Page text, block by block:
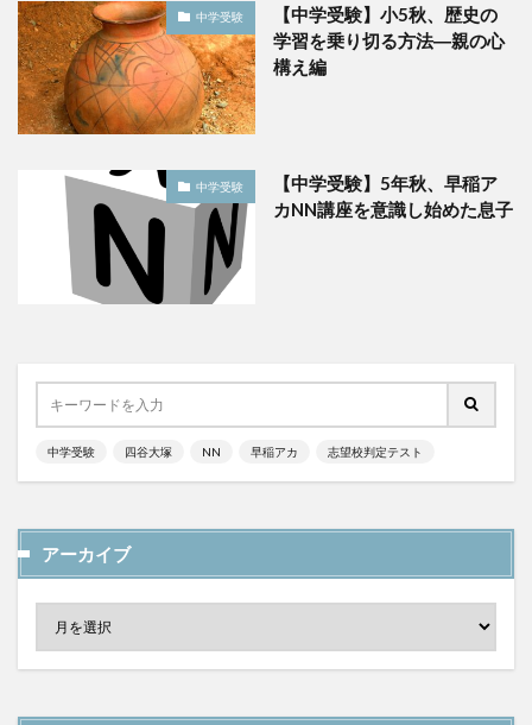
中学受験
【中学受験】小5秋、歴史の
学習を乗り切る方法―親の心
構え編
中学受験
【中学受験】5年秋、早稲ア
カNN講座を意識し始めた息子
中学受験 四谷大塚 NN 早稲アカ 志望校判定テスト
アーカイブ